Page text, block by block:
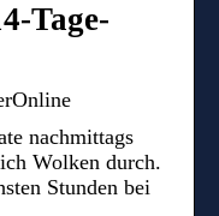
Tage-
nachmittags
Wolken durch.
Stunden bei